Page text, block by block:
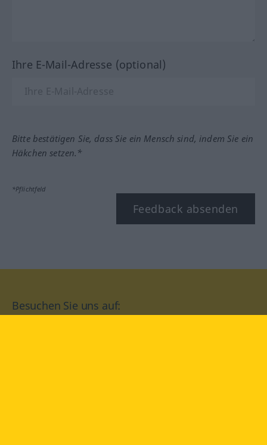
Ihre E-Mail-Adresse (optional)
Bitte bestätigen Sie, dass Sie ein Mensch sind, indem Sie ein
Häkchen setzen.*
*Pflichtfeld
Feedback absenden
Besuchen Sie uns auf: